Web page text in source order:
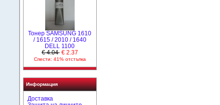
Тонер SAMSUNG 1610
/ 1615 / 2010 / 1640
DELL 1100
€ 4.04 € 2.37
Спести: 41% отстъпка
Информация
Доставка